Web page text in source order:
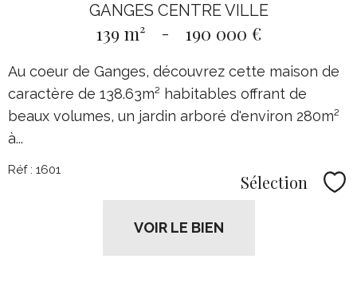
GANGES CENTRE VILLE
139 m² - 190 000 €
Au coeur de Ganges, découvrez cette maison de
caractère de 138.63m² habitables offrant de
beaux volumes, un jardin arboré d'environ 280m²
à...
Réf : 1601
Sélection
VOIR LE BIEN